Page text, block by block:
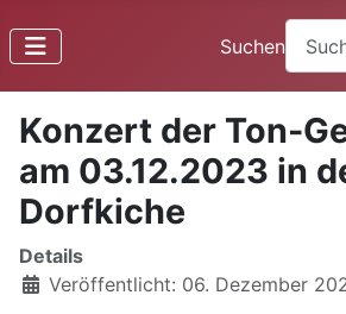
Suchen
Konzert der Ton-
am 03.12.2023 in
Dorfkiche
Details
Veröffentlicht: 06. Dezember